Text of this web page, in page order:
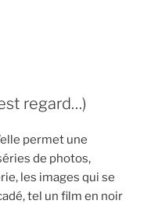
regard…)
permet une
de photos,
les images qui se
tel un film en noir